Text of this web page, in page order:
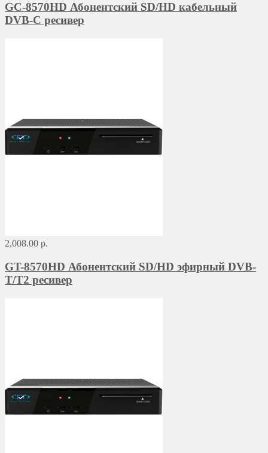
GC-8570HD Абонентский SD/HD кабельный
DVB-C ресивер
2,008.00 р.
GT-8570HD Абонентский SD/HD эфирный DVB-
T/T2 ресивер